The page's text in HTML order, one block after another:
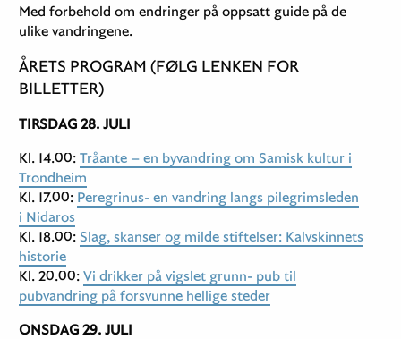
Med forbehold om endringer på oppsatt guide på de
ulike vandringene.
ÅRETS PROGRAM (FØLG LENKEN FOR
BILLETTER)
TIRSDAG 28. JULI
Kl. 14.00:Tråante – en byvandring om Samisk kultur i
Trondheim
Kl. 17.00: Peregrinus- en vandring langs pilegrimsleden
i Nidaros
Kl. 18.00:Slag, skanser og milde stiftelser: Kalvskinnets
historie
Kl. 20.00:Vi drikker på vigslet grunn- pub til
pubvandring på forsvunne hellige steder
ONSDAG 29. JULI